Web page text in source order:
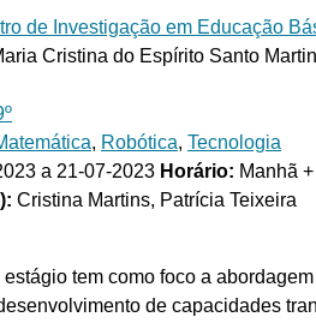
de Investigação em Educação
Cristina do Espírito Santo
, Robótica, Tecnologia
a 21-07-2023 Horário: Manhã
Cristina Martins, Patrícia Teixeira
estágio tem como foco a
de capacidades